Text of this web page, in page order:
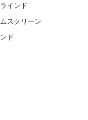
インド
スクリーン
ド